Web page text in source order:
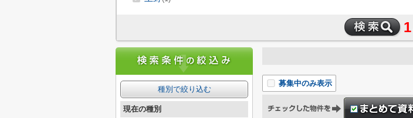
1
募集中のみ表示
種別で絞り込む
現在の種別